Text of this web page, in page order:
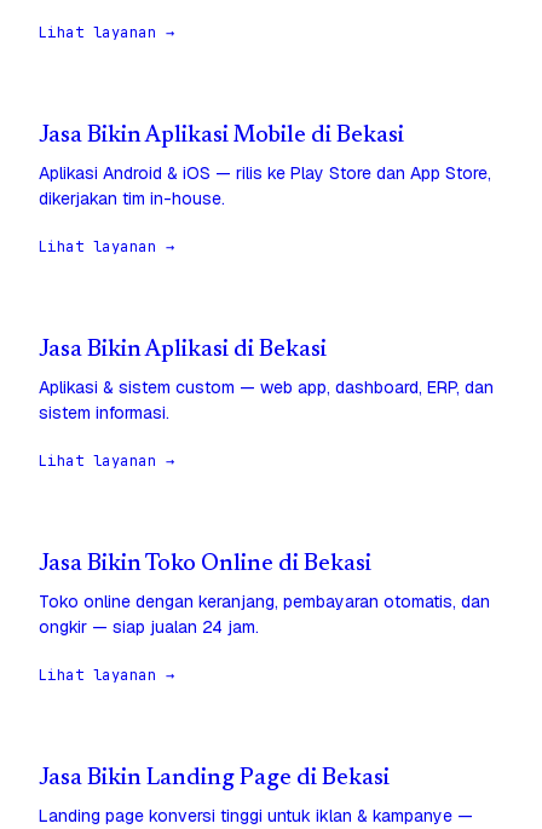
Lihat layanan →
Jasa Bikin Aplikasi Mobile di Bekasi
Aplikasi Android & iOS — rilis ke Play Store dan App Store,
dikerjakan tim in-house.
Lihat layanan →
Jasa Bikin Aplikasi di Bekasi
Aplikasi & sistem custom — web app, dashboard, ERP, dan
sistem informasi.
Lihat layanan →
Jasa Bikin Toko Online di Bekasi
Toko online dengan keranjang, pembayaran otomatis, dan
ongkir — siap jualan 24 jam.
Lihat layanan →
Jasa Bikin Landing Page di Bekasi
Landing page konversi tinggi untuk iklan & kampanye —